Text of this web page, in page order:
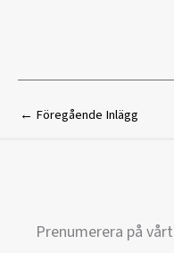
← Föregående Inlägg
Prenumerera på